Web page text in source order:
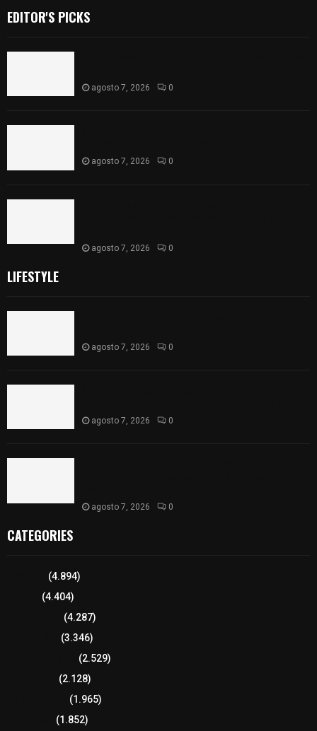
EDITOR'S PICKS
agosto 7, 2026 0
agosto 7, 2026 0
agosto 7, 2026 0
LIFESTYLE
agosto 7, 2026 0
agosto 7, 2026 0
agosto 7, 2026 0
CATEGORIES
(4.894)
(4.404)
(4.287)
(3.346)
(2.529)
(2.128)
(1.965)
(1.852)